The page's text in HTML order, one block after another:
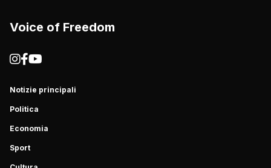
Voice of Freedom
Notizie principali
Politica
Economia
Sport